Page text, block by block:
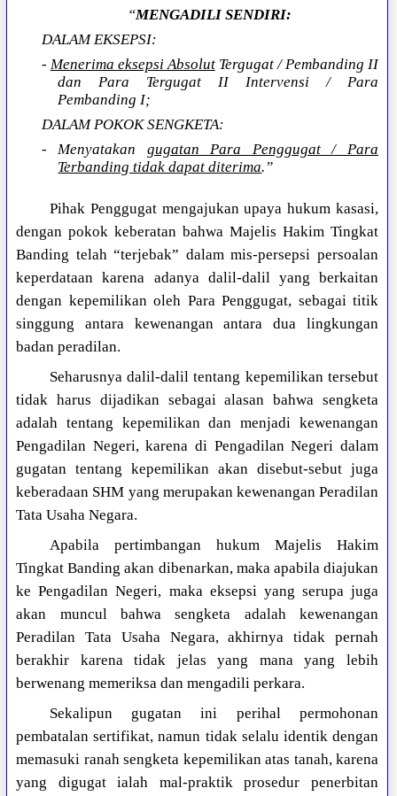
“MENGADILI SENDIRI:
DALAM EKSEPSI:
- Menerima eksepsi AbsolutTergugat / Pembanding II
dan Para Tergugat II Intervensi / Para
Pembanding I;
DALAM POKOK SENGKETA:
- Menyatakan gugatan Para Penggugat / Para
Terbanding tidak dapat diterima.”
Pihak Penggugat mengajukan upaya hukum kasasi,
dengan pokok keberatan bahwa Majelis Hakim Tingkat
Banding telah “terjebak” dalam mis-persepsi persoalan
keperdataan karena adanya dalil-dalil yang berkaitan
dengan kepemilikan oleh Para Penggugat, sebagai titik
singgung antara kewenangan antara dua lingkungan
badan peradilan.
Seharusnya dalil-dalil tentang kepemilikan tersebut
tidak harus dijadikan sebagai alasan bahwa sengketa
adalah tentang kepemilikan dan menjadi kewenangan
Pengadilan Negeri, karena di Pengadilan Negeri dalam
gugatan tentang kepemilikan akan disebut-sebut juga
keberadaan SHM yang merupakan kewenangan Peradilan
Tata Usaha Negara.
Apabila pertimbangan hukum Majelis Hakim
Tingkat Banding akan dibenarkan, maka apabila diajukan
ke Pengadilan Negeri, maka eksepsi yang serupa juga
akan muncul bahwa sengketa adalah kewenangan
Peradilan Tata Usaha Negara, akhirnya tidak pernah
berakhir karena tidak jelas yang mana yang lebih
berwenang memeriksa dan mengadili perkara.
Sekalipun gugatan ini perihal permohonan
pembatalan sertifikat, namun tidak selalu identik dengan
memasuki ranah sengketa kepemilikan atas tanah, karena
yang digugat ialah mal-praktik prosedur penerbitan